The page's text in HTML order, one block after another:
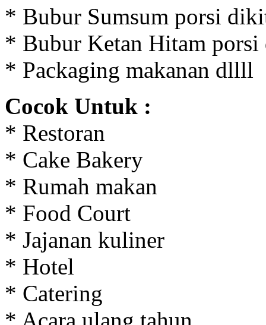
* Bubur Sumsum porsi
* Bubur Ketan Hitam
* Packaging makanan dllll
Cocok Untuk :
* Restoran
* Cake Bakery
* Rumah makan
* Food Court
* Jajanan kuliner
* Hotel
* Catering